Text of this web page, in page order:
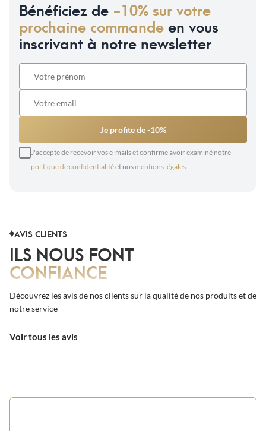
Bénéficiez de -10% sur votre
prochaine commandeen vous
inscrivant à notre newsletter
Je profite de -10%
J'accepte de recevoir vos e-mails et confirme avoir examiné notre
politique de confidentialitéet nos mentions légales.
AVIS CLIENTS
ILS NOUS FONT
CONFIANCE
Découvrez les avis de nos clients sur la qualité de nos produits et de
notre service
Voir tous les avis